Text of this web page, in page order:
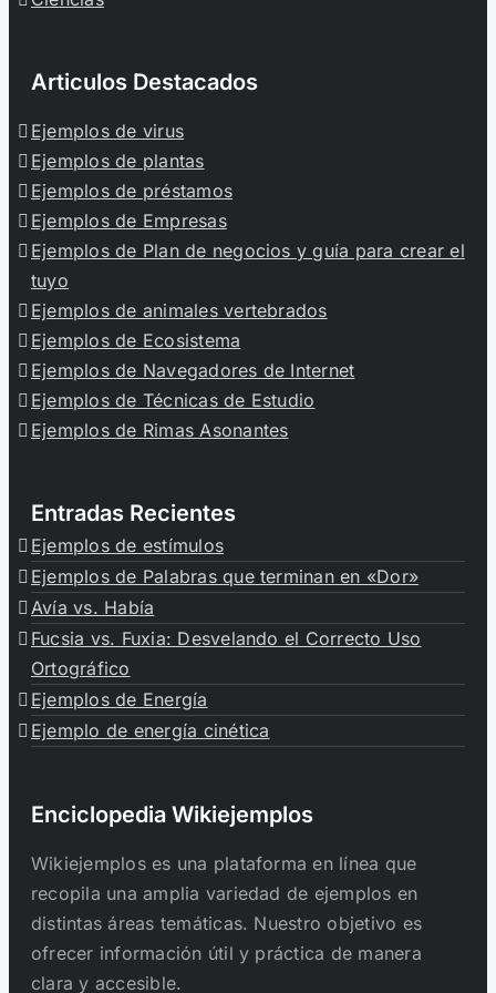
10 Ejemplos de Fermentación
Articulos Destacados
Ejemplos de virus
Ejemplos de plantas
Ejemplos de préstamos
Ejemplos de Empresas
Ejemplos de Plan de negocios y guía para crear el
tuyo
Ejemplos de animales vertebrados
Ejemplos de Ecosistema
Ejemplos de Navegadores de Internet
Ejemplos de Técnicas de Estudio
Ejemplos de Rimas Asonantes
Entradas Recientes
Ejemplos de estímulos
Ejemplos de Palabras que terminan en «Dor»
Avía vs. Había
Fucsia vs. Fuxia: Desvelando el Correcto Uso
Ortográfico
Ejemplos de Energía
Ejemplo de energía cinética
Enciclopedia Wikiejemplos
Wikiejemplos es una plataforma en línea que
recopila una amplia variedad de ejemplos en
distintas áreas temáticas. Nuestro objetivo es
ofrecer información útil y práctica de manera
clara y accesible.